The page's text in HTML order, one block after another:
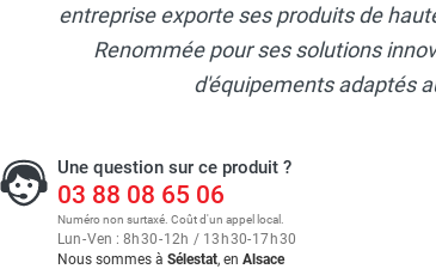
entreprise exporte ses produits de
Renommée pour ses solutions
d'équipements adaptés
Une question sur ce produit ?
03 88 08 65 06
Numéro non surtaxé. Coût d'un appel local.
Lun-Ven : 8h30-12h / 13h30-17h30
Nous sommes à Sélestat, en Alsace